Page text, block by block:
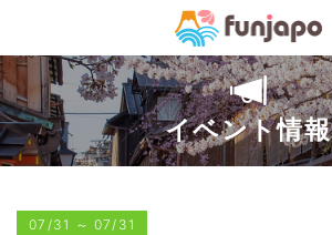
イベント情報
07/31 ～ 07/31